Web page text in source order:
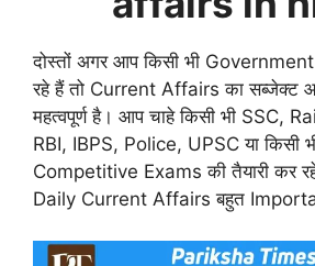
दोस्तों अगर आप किसी भी
रहे हैं तो Current Affairs का सब्जेक्ट
महत्वपूर्ण है। आप चाहे किसी भी SSC,
RBI, IBPS, Police, UPSC या किसी
Competitive Exams की तैयारी कर
Daily Current Affairs बहुत